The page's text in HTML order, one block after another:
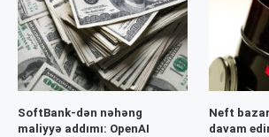
SoftBank-dən nəhəng
maliyyə addımı: OpenAI
Neft
davam